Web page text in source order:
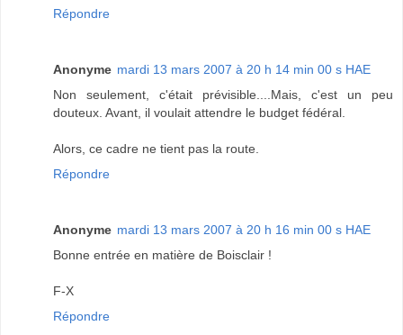
Répondre
Anonyme mardi 13 mars 2007 à 20 h 14 min 00 s HAE
Non seulement, c'était prévisible....Mais, c'est un peu
douteux. Avant, il voulait attendre le budget fédéral.
Alors, ce cadre ne tient pas la route.
Répondre
Anonyme mardi 13 mars 2007 à 20 h 16 min 00 s HAE
Bonne entrée en matière de Boisclair !
F-X
Répondre